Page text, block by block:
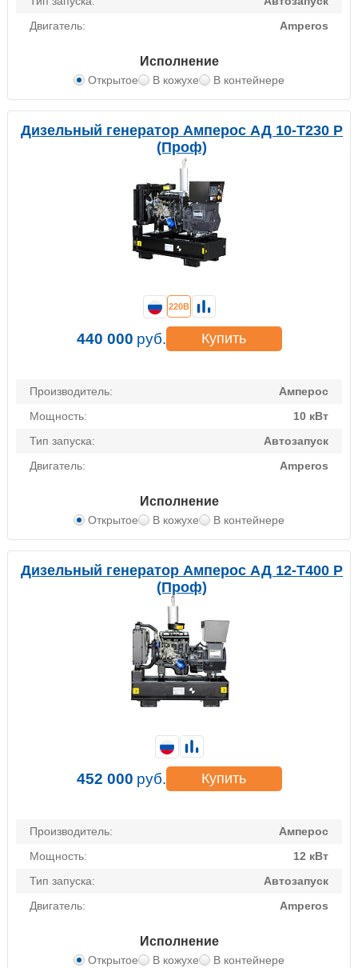
Двигатель:
Amperos
Исполнение
Открытое В кожухе В контейнере
Дизельный генератор Амперос АД 10-Т230 P
(Проф)
Производитель:
Амперос
Мощность:
10 кВт
Тип запуска:
Автозапуск
Двигатель:
Amperos
Исполнение
Открытое В кожухе В контейнере
220В
440 000 руб. Купить
Дизельный генератор Амперос АД 12-Т400 P
(Проф)
Производитель:
Амперос
Мощность:
12 кВт
Тип запуска:
Автозапуск
Двигатель:
Amperos
Исполнение
Открытое В кожухе В контейнере
452 000 руб. Купить